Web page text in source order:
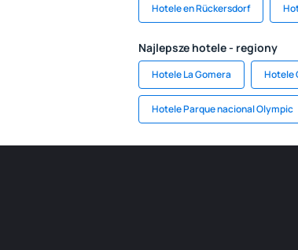
Hotele en Rückersdorf
Najlepsze hotele - regiony
Hotele La Gomera Hotele
Hotele Parque nacional Olympic